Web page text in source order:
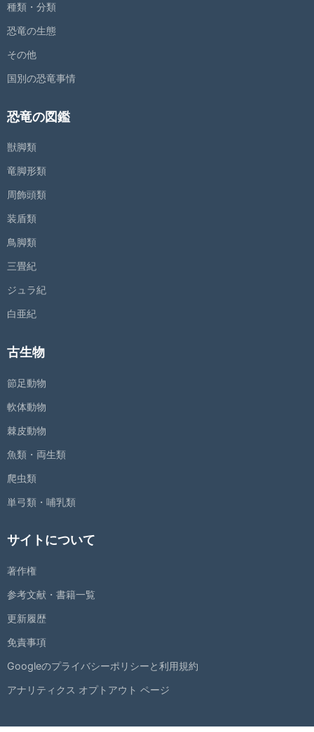
種類・分類
恐竜の生態
その他
国別の恐竜事情
恐竜の図鑑
獣脚類
竜脚形類
周飾頭類
装盾類
鳥脚類
三畳紀
ジュラ紀
白亜紀
古生物
節足動物
軟体動物
棘皮動物
魚類・両生類
爬虫類
単弓類・哺乳類
サイトについて
著作権
参考文献・書籍一覧
更新履歴
免責事項
Googleのプライバシーポリシーと利用規約
アナリティクス オプトアウト ページ